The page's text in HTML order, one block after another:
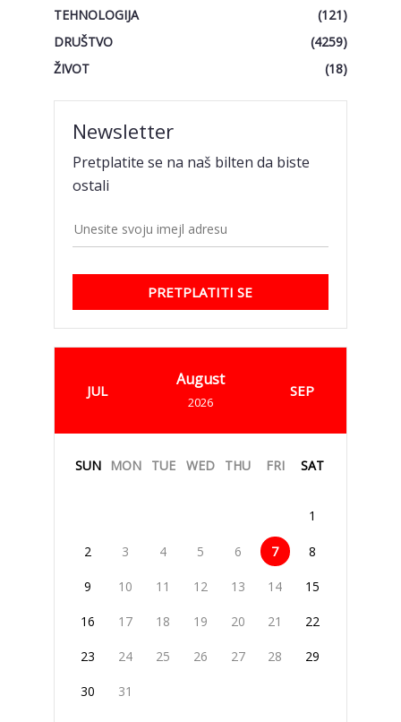
TEHNOLOGIJA
(121)
DRUŠTVO
(4259)
ŽIVOT
(18)
Newsletter
Pretplatite se na naš bilten da biste
ostali
PRETPLATITI SE
JUL
August
2026
SEP
SUN MON TUE WED THU FRI SAT
1
2 3 4 5 6 7 8
9 10 11 12 13 14 15
16 17 18 19 20 21 22
23 24 25 26 27 28 29
30 31